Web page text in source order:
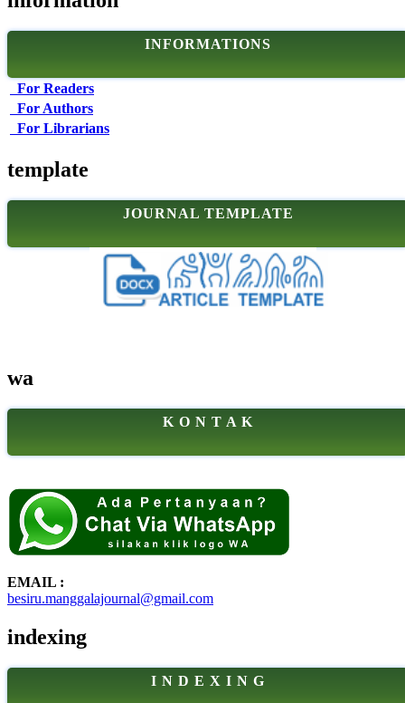
INFORMATIONS
For Readers
For Authors
For Librarians
template
JOURNAL TEMPLATE
wa
K O N T A K
EMAIL :
besiru.manggalajournal@gmail.com
indexing
I N D E X I N G